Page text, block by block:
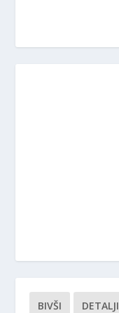
BIVŠI DETALJI